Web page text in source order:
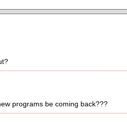
programs be coming back???